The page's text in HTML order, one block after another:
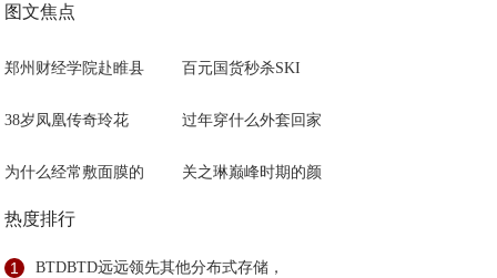
图文焦点
郑州财经学院赴睢县 百元国货秒杀SKI
38岁凤凰传奇玲花 过年穿什么外套回家
为什么经常敷面膜的 关之琳巅峰时期的颜
热度排行
1 BTDBTD远远领先其他分布式存储，